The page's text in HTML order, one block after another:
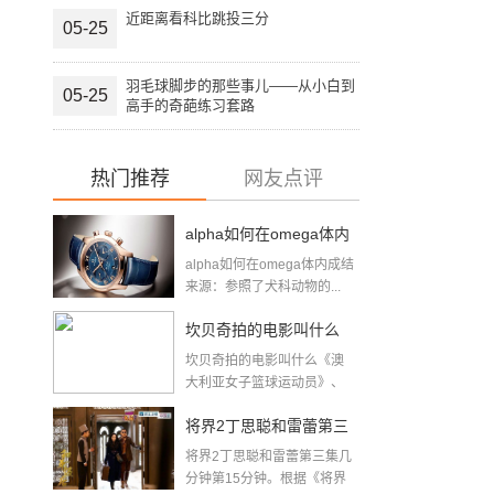
05-25
近距离看科比跳投三分
05-25
羽毛球脚步的那些事儿——从小白到
高手的奇葩练习套路
热门推荐 网友点评
alpha如何在omega体内
成结(顶开OMEGA腔道
alpha如何在omega体内成结
来源：参照了犬科动物的...
坎贝奇拍的电影叫什么
(伊丽莎白坎贝奇)
坎贝奇拍的电影叫什么《澳
大利亚女子篮球运动员》、
将界2丁思聪和雷蕾第三
集几分钟(将界2第3集酒
将界2丁思聪和雷蕾第三集几
分钟第15分钟。根据《将界